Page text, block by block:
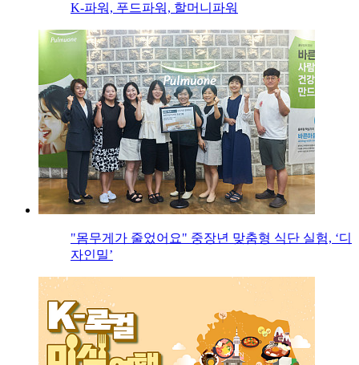
K-파워, 푸드파워, 할머니파워
"몸무게가 줄었어요" 중장년 맞춤형 식단 실험, ‘디
자인밀’